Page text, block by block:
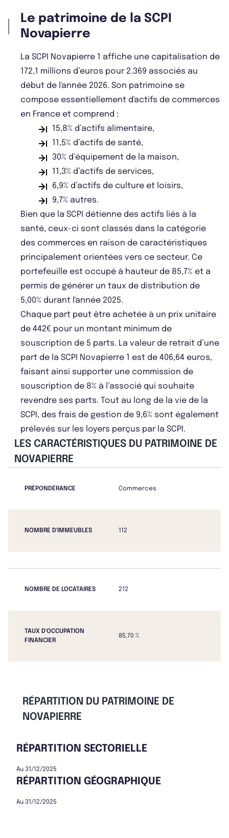
Le patrimoine de la SCPI
Novapierre
La SCPI Novapierre 1 affiche une capitalisation de
172,1 millions d’euros pour 2.369 associés au
début de l'année 2026. Son patrimoine se
compose essentiellement d'actifs de commerces
en France et comprend :
15,8% d’actifs alimentaire,
11,5% d’actifs de santé,
30% d’équipement de la maison,
11,3% d’actifs de services,
6,9% d’actifs de culture et loisirs,
9,7% autres.
Bien que la SCPI détienne des actifs liés à la
santé, ceux-ci sont classés dans la catégorie
des commerces en raison de caractéristiques
principalement orientées vers ce secteur. Ce
portefeuille est occupé à hauteur de 85,7% et a
permis de générer un taux de distribution de
5,00% durant l'année 2025.
Chaque part peut être achetée à un prix unitaire
de 442€ pour un montant minimum de
souscription de 5 parts. La valeur de retrait d’une
part de la SCPI Novapierre 1 est de 406,64 euros,
faisant ainsi supporter une commission de
souscription de 8% à l’associé qui souhaite
revendre ses parts. Tout au long de la vie de la
SCPI, des frais de gestion de 9,6% sont également
prélevés sur les loyers perçus par la SCPI.
LES CARACTÉRISTIQUES DU PATRIMOINE DE
NOVAPIERRE
PRÉPONDÉRANCE Commerces
NOMBRE D'IMMEUBLES 112
NOMBRE DE LOCATAIRES 212
TAUX D'OCCUPATION
FINANCIER
85,70 %
RÉPARTITION DU PATRIMOINE DE
NOVAPIERRE
RÉPARTITION SECTORIELLE
Au 31/12/2025
RÉPARTITION GÉOGRAPHIQUE
Au 31/12/2025